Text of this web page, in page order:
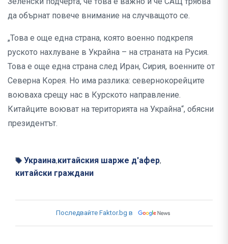
да обърнат повече внимание на случващото се.
„Това е още една страна, която военно подкрепя
руското нахлуване в Украйна – на страната на Русия.
Това е още една страна след Иран, Сирия, военните от
Северна Корея. Но има разлика: севернокорейците
воюваха срещу нас в Курското направление.
Китайците воюват на територията на Украйна“, обясни
президентът.
Украина,китайския шарже д'афер,
китайски граждани
Последвайте Faktor.bg в